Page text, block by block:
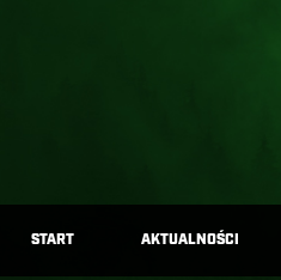
START AKTUALNOŚCI